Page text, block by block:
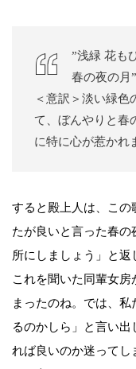
”浅緑 花も
春の夜の月”
＜意訳＞淡い緑色
て、ぼんやりと春
に特に心が惹かれ
すると殿上人は、この
たが良いと言った春の
所にしましょう」と返
これを聞いた同輩女
まったのね。では、
るのかしら」と言い
れば良いのか迷ってし